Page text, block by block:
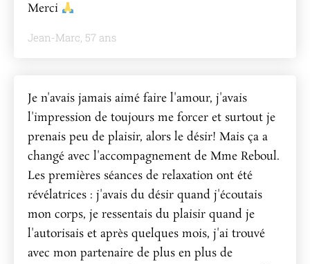
Merci
Jean-Marc, 57 ans
Je n'avais jamais aimé faire l'amour, j'avais
l'impression de toujours me forcer et surtout je
prenais peu de plaisir, alors le désir! Mais ça a
changé avec l'accompagnement de Mme Reboul.
Les premières séances de relaxation ont été
révélatrices : j'avais du désir quand j'écoutais
mon corps, je ressentais du plaisir quand je
l'autorisais et après quelques mois, j'ai trouvé
avec mon partenaire de plus en plus de